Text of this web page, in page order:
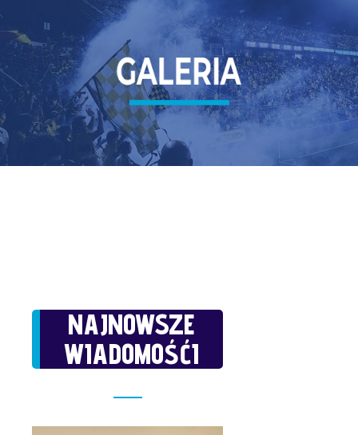
NAJNOWSZE
WIADOMOŚĆI